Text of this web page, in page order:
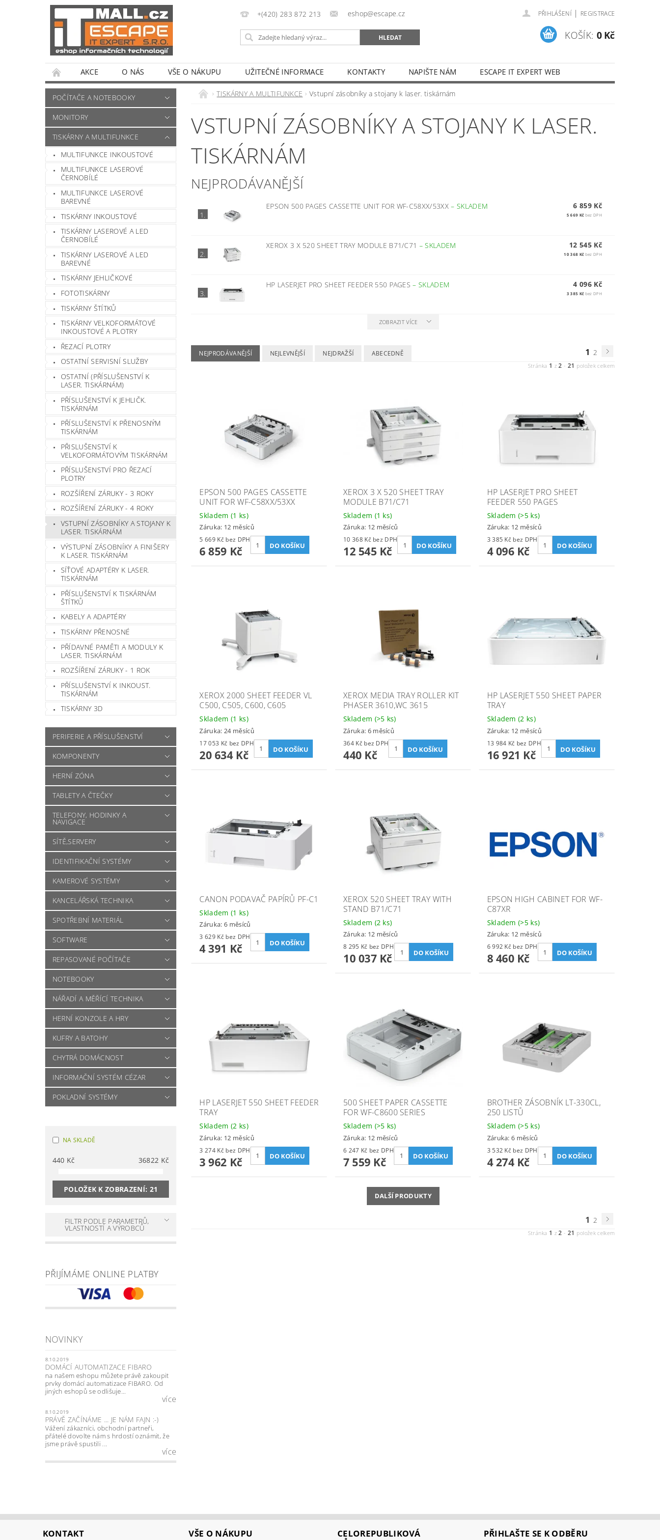
+(420) 283 872 213 eshop@escape.cz PŘIHLÁŠENÍ | REGISTRACE
KOŠÍK: 0 Kč
AKCE O NÁS VŠE O NÁKUPU UŽITEČNÉ INFORMACE KONTAKTY NAPIŠTE NÁM ESCAPE IT EXPERT WEB
POČÍTAČE A NOTEBOOKY
MONITORY
TISKÁRNY A MULTIFUNKCE
MULTIFUNKCE INKOUSTOVÉ
MULTIFUNKCE LASEROVÉ
ČERNOBÍLÉ
MULTIFUNKCE LASEROVÉ
BAREVNÉ
TISKÁRNY INKOUSTOVÉ
TISKÁRNY LASEROVÉ A LED
ČERNOBÍLÉ
TISKÁRNY LASEROVÉ A LED
BAREVNÉ
TISKÁRNY JEHLIČKOVÉ
FOTOTISKÁRNY
TISKÁRNY ŠTÍTKŮ
TISKÁRNY VELKOFORMÁTOVÉ
INKOUSTOVÉ A PLOTRY
ŘEZACÍ PLOTRY
OSTATNÍ SERVISNÍ SLUŽBY
OSTATNÍ (PŘÍSLUŠENSTVÍ K
LASER. TISKÁRNÁM)
PŘÍSLUŠENSTVÍ K JEHLIČK.
TISKÁRNÁM
PŘÍSLUŠENSTVÍ K PŘENOSNÝM
TISKÁRNÁM
PŘISLUŠENSTVÍ K
VELKOFORMÁTOVÝM TISKÁRNÁM
PŘÍSLUŠENSTVÍ PRO ŘEZACÍ
PLOTRY
ROZŠÍŘENÍ ZÁRUKY - 3 ROKY
ROZŠÍŘENÍ ZÁRUKY - 4 ROKY
VSTUPNÍ ZÁSOBNÍKY A STOJANY K
LASER. TISKÁRNÁM
VÝSTUPNÍ ZÁSOBNÍKY A FINIŠERY
K LASER. TISKÁRNÁM
SÍŤOVÉ ADAPTÉRY K LASER.
TISKÁRNÁM
PŘÍSLUŠENSTVÍ K TISKÁRNÁM
ŠTÍTKŮ
KABELY A ADAPTÉRY
TISKÁRNY PŘENOSNÉ
PŘÍDAVNÉ PAMĚTI A MODULY K
LASER. TISKÁRNÁM
ROZŠÍŘENÍ ZÁRUKY - 1 ROK
PŘÍSLUŠENSTVÍ K INKOUST.
TISKÁRNÁM
TISKÁRNY 3D
PERIFERIE A PŘÍSLUŠENSTVÍ
KOMPONENTY
HERNÍ ZÓNA
TABLETY A ČTEČKY
TELEFONY, HODINKY A
NAVIGACE
SÍTĚ,SERVERY
IDENTIFIKAČNÍ SYSTÉMY
KAMEROVÉ SYSTÉMY
KANCELÁŘSKÁ TECHNIKA
SPOTŘEBNÍ MATERIÁL
SOFTWARE
REPASOVANÉ POČÍTAČE
NOTEBOOKY
NÁŘADÍ A MĚŘÍCÍ TECHNIKA
HERNÍ KONZOLE A HRY
KUFRY A BATOHY
CHYTRÁ DOMÁCNOST
INFORMAČNÍ SYSTÉM CÉZAR
POKLADNÍ SYSTÉMY
NA SKLADĚ
440 Kč 36822 Kč
POLOŽEK K ZOBRAZENÍ: 21
FILTR PODLE PARAMETRŮ,
VLASTNOSTÍ A VÝROBCŮ
PŘIJÍMÁME ONLINE PLATBY
NOVINKY
8.10.2019
DOMÁCÍ AUTOMATIZACE FIBARO
na našem eshopu můžete právě zakoupit
prvky domácí automatizace FIBARO. Od
jiných eshopů se odlišuje...
více
8.10.2019
PRÁVĚ ZAČÍNÁME ... JE NÁM FAJN :-)
Vážení zákazníci, obchodní partneři,
přátelé dovolte nám s hrdostí oznámit, že
jsme právě spustili ...
více
TISKÁRNY A MULTIFUNKCE Vstupní zásobníky a stojany k laser. tiskárnám
VSTUPNÍ ZÁSOBNÍKY A STOJANY K LASER.
TISKÁRNÁM
NEJPRODÁVANĚJŠÍ
1.
EPSON 500 PAGES CASSETTE UNIT FOR WF-C58XX/53XX– SKLADEM 6 859 Kč
5 669 Kč bez DPH
2.
XEROX 3 X 520 SHEET TRAY MODULE B71/C71 –SKLADEM 12 545 Kč
10 368 Kč bez DPH
3.
HP LASERJET PRO SHEET FEEDER 550 PAGES–SKLADEM 4 096 Kč
3 385 Kč bez DPH
ZOBRAZIT VÍCE
NEJPRODÁVANĚJŠÍ NEJLEVNĚJŠÍ NEJDRAŽŠÍ ABECEDNĚ 1 2
Stránka 1 z2 - 21 položek celkem
EPSON 500 PAGES CASSETTE
UNIT FOR WF-C58XX/53XX
Skladem (1 ks)
Záruka: 12 měsíců
5 669 Kč bez DPH
6 859 Kč
XEROX 3 X 520 SHEET TRAY
MODULE B71/C71
Skladem (1 ks)
Záruka: 12 měsíců
10 368 Kč bez DPH
12 545 Kč
HP LASERJET PRO SHEET
FEEDER 550 PAGES
Skladem(>5 ks)
Záruka: 12 měsíců
3 385 Kč bez DPH
4 096 Kč
XEROX 2000 SHEET FEEDER VL
C500, C505, C600, C605
Skladem (1 ks)
Záruka: 24 měsíců
17 053 Kč bez DPH
20 634 Kč
XEROX MEDIA TRAY ROLLER KIT
PHASER 3610,WC 3615
Skladem (>5 ks)
Záruka: 6 měsíců
364 Kč bez DPH
440 Kč
HP LASERJET 550 SHEET PAPER
TRAY
Skladem(2 ks)
Záruka: 12 měsíců
13 984 Kč bez DPH
16 921 Kč
CANON PODAVAČ PAPÍRŮ PF-C1
Skladem (1 ks)
Záruka: 6 měsíců
3 629 Kč bez DPH
4 391 Kč
XEROX 520 SHEET TRAY WITH
STAND B71/C71
Skladem (2 ks)
Záruka: 12 měsíců
8 295 Kč bez DPH
10 037 Kč
EPSON HIGH CABINET FOR WF-
C87XR
Skladem(>5 ks)
Záruka: 12 měsíců
6 992 Kč bez DPH
8 460 Kč
HP LASERJET 550 SHEET FEEDER
TRAY
Skladem (2 ks)
Záruka: 12 měsíců
3 274 Kč bez DPH
3 962 Kč
500 SHEET PAPER CASSETTE
FOR WF-C8600 SERIES
Skladem (>5 ks)
Záruka: 12 měsíců
6 247 Kč bez DPH
7 559 Kč
BROTHER ZÁSOBNÍK LT-330CL,
250 LISTŮ
Skladem(>5 ks)
Záruka: 6 měsíců
3 532 Kč bez DPH
4 274 Kč
DALŠÍ PRODUKTY
1 2
Stránka 1 z2 - 21 položek celkem
KONTAKT VŠE O NÁKUPU
CELOREPUBLIKOVÁ
PŘIHLAŠTE SE K ODBĚRU